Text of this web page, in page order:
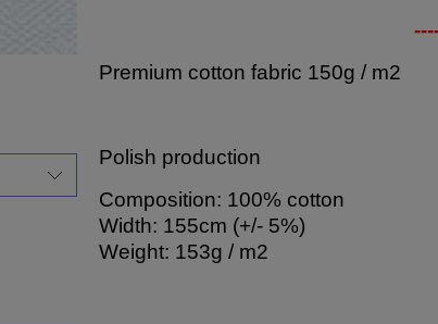
Premium cotton fabric 150g / m2
Polish production
Composition: 100% cotton
Width: 155cm (+/- 5%)
Weight: 153g / m2